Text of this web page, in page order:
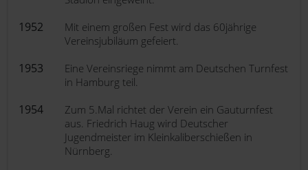
1952
Mit einem großen Fest wird das 60jährige
Vereinsjubiläum gefeiert.
1953
Eine Vereinsriege nimmt am Deutschen Turnfest
in Hamburg teil.
1954
Zum 5.Mal richtet der Verein ein Gauturnfest
aus. Friedrich Haug wird Deutscher
Jugendmeister im Kleinkaliberschießen in
Nürnberg.